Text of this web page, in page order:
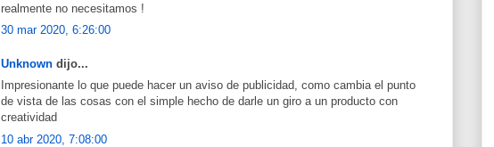
realmente no necesitamos !
30 mar 2020, 6:26:00
Unknown dijo...
Impresionante lo que puede hacer un aviso de publicidad, como cambia el punto
de vista de las cosas con el simple hecho de darle un giro a un producto con
creatividad
10 abr 2020, 7:08:00